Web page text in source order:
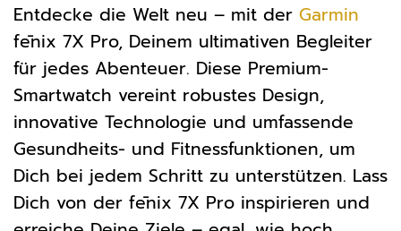
Entdecke die Welt neu – mit der Garmin
fēnix 7X Pro, Deinem ultimativen Begleiter
für jedes Abenteuer. Diese Premium-
Smartwatch vereint robustes Design,
innovative Technologie und umfassende
Gesundheits- und Fitnessfunktionen, um
Dich bei jedem Schritt zu unterstützen. Lass
Dich von der fēnix 7X Pro inspirieren und